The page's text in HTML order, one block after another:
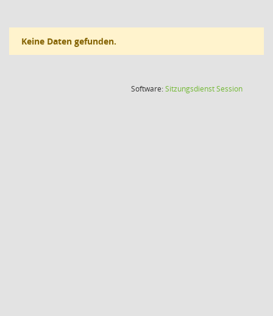
Keine Daten gefunden.
Software:SitzungsdienstSession(Wird in